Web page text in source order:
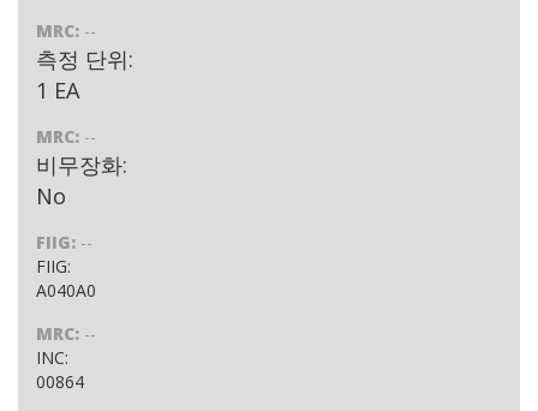
MRC: --
측정 단위:
1 EA
MRC: --
비무장화:
No
FIIG: --
FIIG:
A040A0
MRC: --
INC:
00864